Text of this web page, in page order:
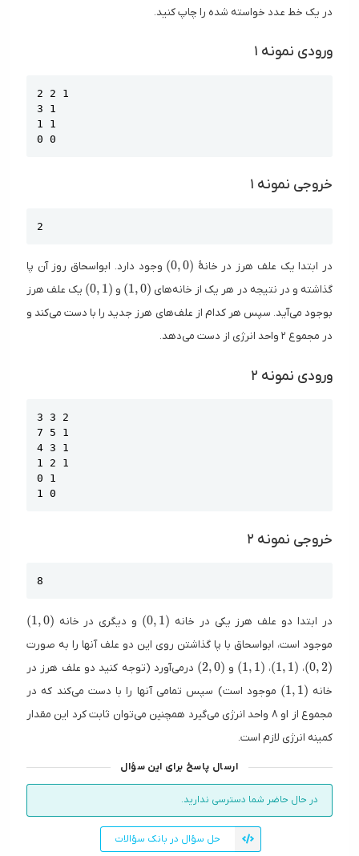
در یک خط عدد خواسته شده را چاپ کنید.
ورودی نمونه ۱
2 2 1
3 1
1 1
0 0
خروجی نمونه ۱
2
در ابتدا یک علف هرز در خانهٔ
(0 ,0)
(0,0)
وجود دارد. ابواسحاق روز آن پا
گذاشته و در نتیجه در هر یک از خانه‌های
(1 ,0)
(1,0) و
(0 ,1)
(0, 1)
یک علف هرز
بوجود می‌آید. سپس هر کدام از علف‌های هرز جدید را با دست می‌کند و
در مجموع ۲ واحد انرژی از دست می‌دهد.
ورودی نمونه ۲
3 3 2
7 5 1
4 3 1
1 2 1
0 1
1 0
خروجی نمونه ۲
8
در ابتدا دو علف هرز یکی در خانه
(0,1)
(0, 1 ) و دیگری در خانه
(1,0)
(1 , 0)
موجود است، ابواسحاق با پا گذاشتن روی این دو علف آنها را به صورت
(0, 2) ،(1,1)
(1 , 1 ) ،(1,1)
(1 , 1 ) و
(2,0)
(2, 0)
درمی‌آورد (توجه کنید دو علف هرز در
خانه
(1,1)
(1 , 1 )
موجود است) سپس تمامی آنها را با دست می‌کند که در
مجموع از او ۸ واحد انرژی می‌گیرد همچنین می‌توان ثابت کرد این مقدار
کمینه انرژی لازم است.
ارسال پاسخ برای این سؤال
در حال حاضر شما دسترسی ندارید.
حل سؤال در بانک سؤالات